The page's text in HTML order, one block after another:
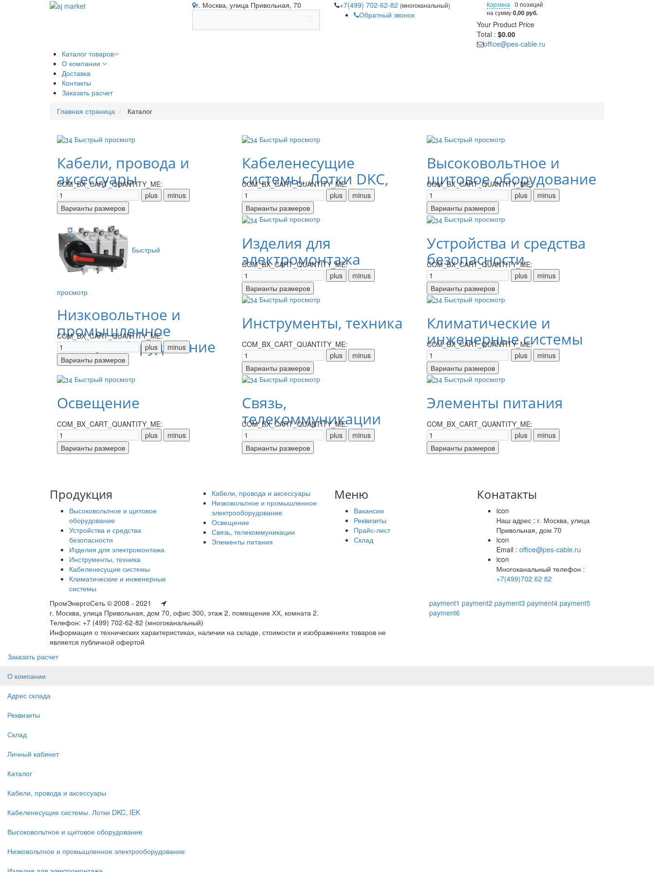
г. Москва, улица Привольная, 70 +7(499) 702-62-82 (многоканальный)
Обратный звонок
Корзина
0 позиций
на сумму0,00 руб.
Your Product Price
Total : $0.00
office@pes-cable.ru
Каталог товаров
О компании
Доставка
Контакты
Заказать расчет
Главная страница
Каталог
Быстрый просмотр
Кабели, провода и
аксессуары
COM_BX_CART_QUANTITY_ME:
Быстрый просмотр
Кабеленесущие
системы. Лотки DKC,
IEK
COM_BX_CART_QUANTITY_ME:
Быстрый просмотр
Высоковольтное и
щитовое оборудование
COM_BX_CART_QUANTITY_ME:
Быстрый
просмотр
Низковольтное и
промышленное
электрооборудование
COM_BX_CART_QUANTITY_ME:
Быстрый просмотр
Изделия для
электромонтажа
COM_BX_CART_QUANTITY_ME:
Быстрый просмотр
Устройства и средства
безопасности
COM_BX_CART_QUANTITY_ME:
Быстрый просмотр
Инструменты, техника
COM_BX_CART_QUANTITY_ME:
Быстрый просмотр
Климатические и
инженерные системы
COM_BX_CART_QUANTITY_ME:
Быстрый просмотр
Освещение
COM_BX_CART_QUANTITY_ME:
Быстрый просмотр
Связь,
телекоммуникации
COM_BX_CART_QUANTITY_ME:
Быстрый просмотр
Элементы питания
COM_BX_CART_QUANTITY_ME:
Продукция
Высоковольтное и щитовое
оборудование
Устройства и средства
безопасности
Изделия для электромонтажа
Инструменты, техника
Кабеленесущие системы
Климатические и инженерные
системы
Кабели, провода и аксессуары
Низковольтное и промышленное
электрооборудование
Освещение
Связь, телекоммуникации
Элементы питания
Меню
Вакансии
Реквизиты
Прайс-лист
Склад
Конатакты
icon
Наш адрес : г. Москва, улица
Привольная, дом 70
icon
Email : office@pes-cable.ru
icon
Многоканальный телефон :
+7(499)702 62 82
ПромЭнергоСеть © 2008 - 2021
г. Москва, улица Привольная, дом 70, офис 300, этаж 2, помещение ХХ, комната 2.
Телефон: +7 (499) 702-62-82 (многоканальный)
Информация о технических характеристиках, наличии на складе, стоимости и изображениях товаров не
является публичной офертой
payment1 payment2 payment3 payment4 payment5
payment6
Заказать расчет
О компании
Адрес склада
Реквизиты
Склад
Личный кабинет
Каталог
Кабели, провода и аксессуары
Кабеленесущие системы. Лотки DKC, IEK
Высоковольтное и щитовое оборудование
Низковольтное и промышленное электрооборудование